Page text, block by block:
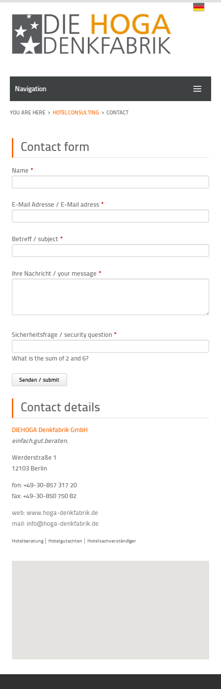
Navigation
HOTELCONSULTING CONTACT
Contact form
Name *
E-Mail Adresse / E-Mail adress *
Betreff / subject *
Ihre Nachricht / your message *
Sicherheitsfrage / security question *
What is the sum of 2 and 6?
Contact details
DIEHOGA Denkfabrik GmbH
einfach.gut.beraten.
Werderstraße 1
12103 Berlin
fon: +49-30-857 317 20
fax: +49-30-850 750 82
web:www.hoga-denkfabrik.de
mail: info@hoga-denkfabrik.de
Hotelberatung │ Hotelgutachten │ Hotelsachverständiger